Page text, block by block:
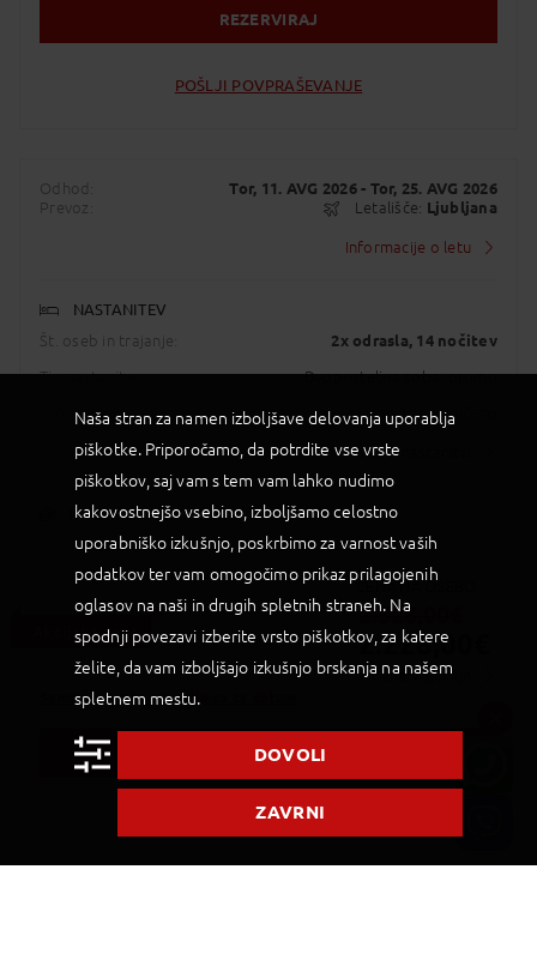
REZERVIRAJ
POŠLJI POVPRAŠEVANJE
Odhod: Tor, 11. AVG 2026- Tor, 25. AVG 2026
Prevoz:
Letališče: Ljubljana
Informacije o letu
NASTANITEV
Št. oseb in trajanje:
2x odrasla, 14 nočitev
Tip nastanitve: Dvoposteljna soba, promo
Storitev: Vse vključeno
Več o nastanitvi
INFORMACIJE O CENI
Organizator: PALMA
Akcijska cena
CENA NA OSEBO
2.528,00
2.228,00
Cena vključuje
Samo še 1 soba na voljo za ta datum
REZERVIRAJ
POŠLJI POVPRAŠEVANJE
Naša stran za namen izboljšave delovanja uporablja
piškotke. Priporočamo, da potrdite vse vrste
piškotkov, saj vam s tem vam lahko nudimo
kakovostnejšo vsebino, izboljšamo celostno
uporabniško izkušnjo, poskrbimo za varnost vaših
podatkov ter vam omogočimo prikaz prilagojenih
oglasov na naši in drugih spletnih straneh. Na
spodnji povezavi izberite vrsto piškotkov, za katere
želite, da vam izboljšajo izkušnjo brskanja na našem
spletnem mestu.
DOVOLI
ZAVRNI